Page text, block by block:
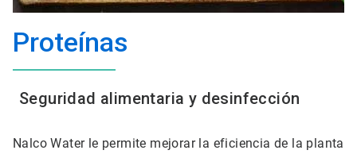
Proteínas
Seguridad alimentaria y desinfección
Nalco Water le permite mejorar la eficiencia de la planta